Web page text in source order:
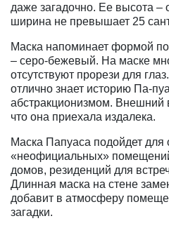
даже загадочно. Ее высота –
ширина не превышает 25
Маска напоминает формой
– серо-бежевый. На маске
отсутствуют прорези для
отлично знает историю Па-
абстракционизмом. Внешний
что она приехала издалека.
Маска Папуаса подойдет
«неофициальных»
домов, резиденций для
Длинная маска на стене
добавит в атмосферу
загадки.